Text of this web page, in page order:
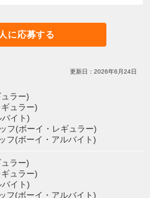
に応募する
更新日：2026年6月24日
ラー)
ュラー)
イト)
フ(ボーイ・レギュラー)
フ(ボーイ・アルバイト)
ラー)
ュラー)
イト)
フ(ボーイ・アルバイト)